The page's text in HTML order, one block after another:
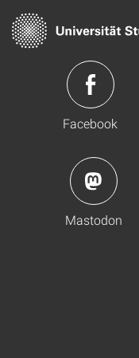
Facebook
Mastodon